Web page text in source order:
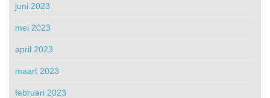
juni 2023
mei 2023
april 2023
maart 2023
februari 2023